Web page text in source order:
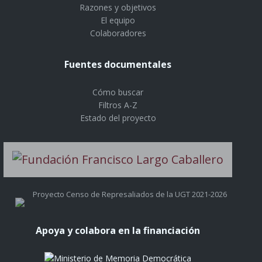
Razones y objetivos
El equipo
Colaboradores
Fuentes documentales
Cómo buscar
Filtros A-Z
Estado del proyecto
Proyecto Censo de Represaliados de la UGT 2021-2026
Apoya y colabora en la financiación